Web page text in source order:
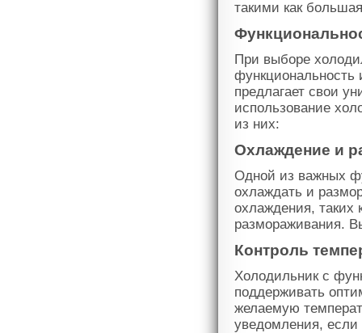
такими как
При выборе
функциональность
предлагает свои
использование
из них:
Охлаждение и
Одной из важных
охлаждать и
охлаждения, таких
размораживания.
Контроль
Холодильник с
поддерживать
желаемую
уведомления, если